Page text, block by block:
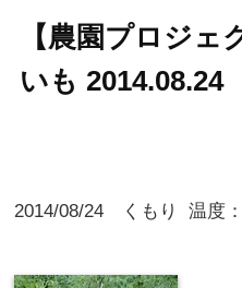
【農園プロジェ
いも 2014.08.24
2014/08/24 くもり 温度